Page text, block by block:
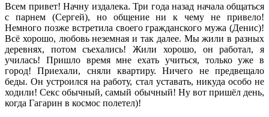
Всем привет! Начну издалека. Три года назад начала общаться
с парнем (Сергей), но общение ни к чему не привело!
Немного позже встретила своего гражданского мужа (Денис)!
Всё хорошо, любовь неземная и так далее. Мы жили в разных
деревнях, потом съехались! Жили хорошо, он работал, я
училась! Пришло время мне ехать учиться, только уже в
город! Приехали, сняли квартиру. Ничего не предвещало
беды. Он устроился на работу, стал уставать, никуда особо не
ходили! Секс обычный, самый обычный! Ну вот пришёл день,
когда Гагарин в космос полетел)!